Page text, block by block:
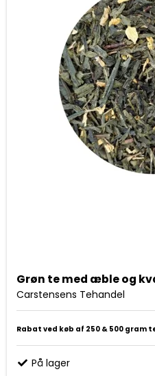
Grøn te med æble og
Carstensens Tehandel
Rabat ved køb af 250 & 500 gram
På lager